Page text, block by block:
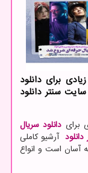
برای دانلود
سنتر دانلود
برای دانلود سریال
دانلودآرشیو کاملی
آسان است و انواع